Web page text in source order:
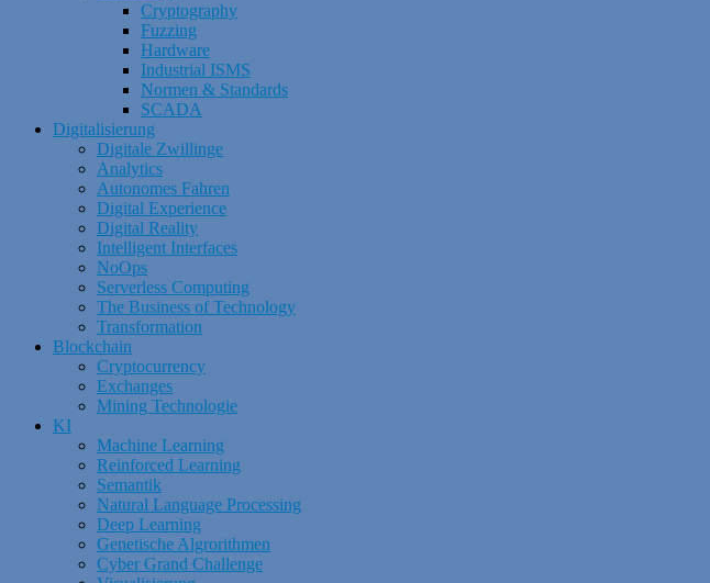
Cryptography
Fuzzing
Hardware
Industrial ISMS
Normen & Standards
SCADA
Digitalisierung
Digitale Zwillinge
Analytics
Autonomes Fahren
Digital Experience
Digital Reality
Intelligent Interfaces
NoOps
Serverless Computing
The Business of Technology
Transformation
Blockchain
Cryptocurrency
Exchanges
Mining Technologie
KI
Machine Learning
Reinforced Learning
Semantik
Natural Language Processing
Deep Learning
Genetische Algrorithmen
Cyber Grand Challenge